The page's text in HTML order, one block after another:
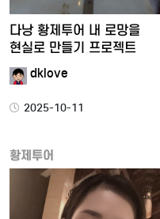
다낭 황제투어 내 로망을
현실로 만들기 프로젝트
dklove
2025-10-11
황제투어